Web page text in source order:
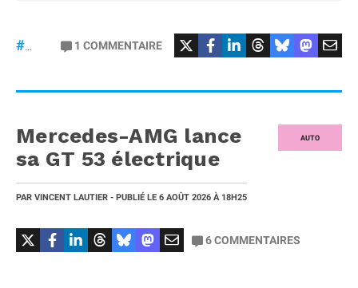
#DisneyPlus #Football #liga
1 COMMENTAIRE
AUTO
Mercedes-AMG lance
sa GT 53 électrique
PAR VINCENT LAUTIER - PUBLIÉ LE 6 AOÛT 2026 À 18H25
6COMMENTAIRES